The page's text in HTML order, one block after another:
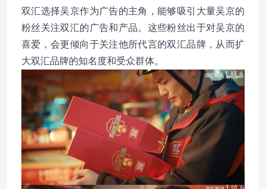
双汇选择吴京作为广告的主角，能够吸引大量吴京的
粉丝关注双汇的广告和产品。这些粉丝出于对吴京的
喜爱，会更倾向于关注他所代言的双汇品牌，从而扩
大双汇品牌的知名度和受众群体。